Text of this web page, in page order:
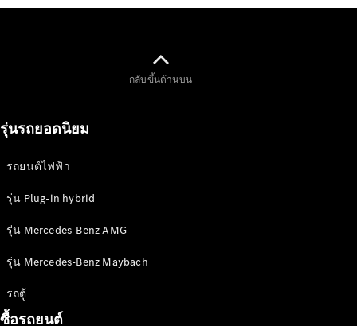
Roadster
Benz Online
MPV
MPV
กลับขึ้นด้านบน
รุ่นรถยอดนิยม
รถยนต์ไฟฟ้า
รุ่น Plug-in hybrid
รุ่น Mercedes-Benz AMG
รุ่น Mercedes-Benz Maybach
รถตู้
ซื้อรถยนต์